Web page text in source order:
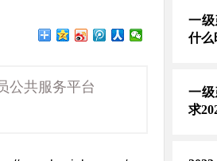
公共服务平台
一
什么
一
求